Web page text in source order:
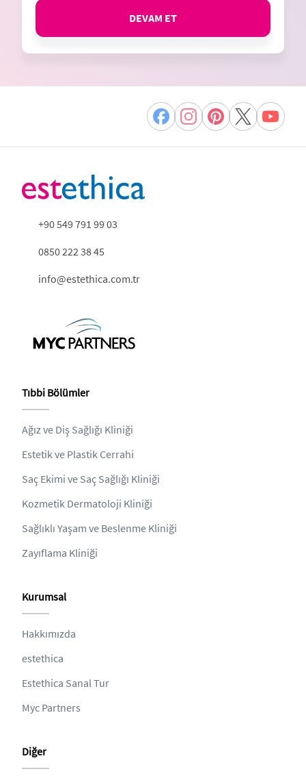
DEVAM ET
+90 549 791 99 03
0850 222 38 45
info@estethica.com.tr
Tıbbi Bölümler
Ağız ve Diş Sağlığı Kliniği
Estetik ve Plastik Cerrahi
Saç Ekimi ve Saç Sağlığı Kliniği
Kozmetik Dermatoloji Kliniği
Sağlıklı Yaşam ve Beslenme Kliniği
Zayıflama Kliniği
Kurumsal
Hakkımızda
estethica
Estethica Sanal Tur
Myc Partners
Diğer